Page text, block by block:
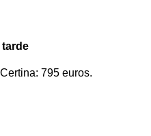
tarde
795 euros.